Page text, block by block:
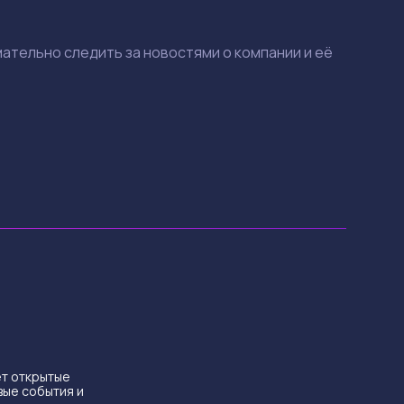
следить за новостями о компании и её
открытые
события и